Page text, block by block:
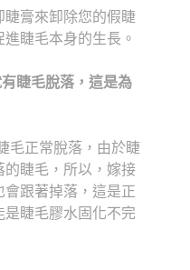
睫膏來卸除您的假睫
睫毛本身的生長。
睫毛脫落，這是為
毛正常脫落，由於睫
的睫毛，所以，嫁接
跟著掉落，這是正
睫毛膠水固化不完